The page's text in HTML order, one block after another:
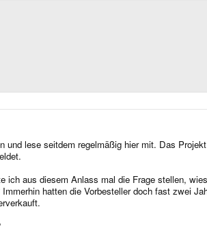
lese seitdem regelmäßig hier mit. Das
aus diesem Anlass mal die Frage stellen,
hatten die Vorbesteller doch fast zwei